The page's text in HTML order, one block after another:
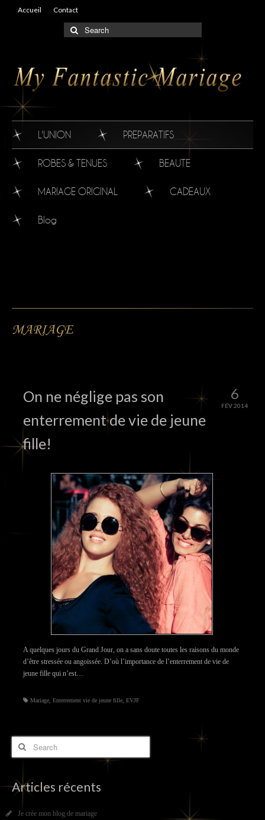
Accueil Contact
L'UNION PREPARATIFS
ROBES & TENUES BEAUTE
MARIAGE ORIGINAL CADEAUX
Blog
MARIAGE
6
FÉV 2014
On ne néglige pas son
enterrement de vie de jeune
fille!
A quelques jours du Grand Jour, on a sans doute toutes les raisons du monde
d’être stressée ou angoissée. D’où l’importance de l’enterrement de vie de
jeune fille qui n’est…
Mariage Enterrement vie de jeune fille EVJF
Articles récents
Je crée mon blog de mariage